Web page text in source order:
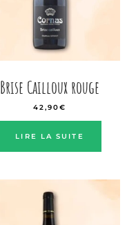
Brise Cailloux rouge
42,90€
LIRE LA SUITE